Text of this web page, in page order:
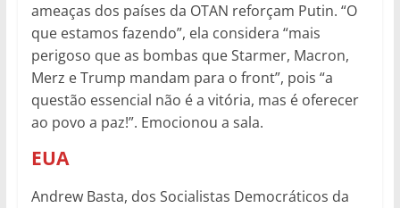
ameaças dos países da OTAN reforçam Putin. “O
que estamos fazendo”, ela considera “mais
perigoso que as bombas que Starmer, Macron,
Merz e Trump mandam para o front”, pois “a
questão essencial não é a vitória, mas é oferecer
ao povo a paz!”. Emocionou a sala.
EUA
Andrew Basta, dos Socialistas Democráticos da